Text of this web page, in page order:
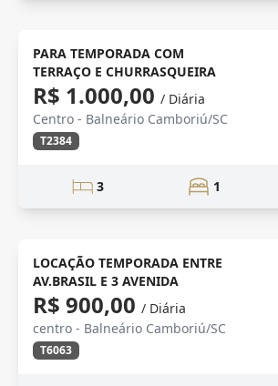
TEMPORADA
PARA TEMPORADA COM
TERRAÇO E CHURRASQUEIRA
R$ 1.000,00 / Diária
Centro - Balneário Camboriú/SC
T2384
3 1
Churrasqueira
LOCAÇÃO TEMPORADA ENTRE
AV.BRASIL E 3 AVENIDA
R$ 900,00 / Diária
centro - Balneário Camboriú/SC
T6063